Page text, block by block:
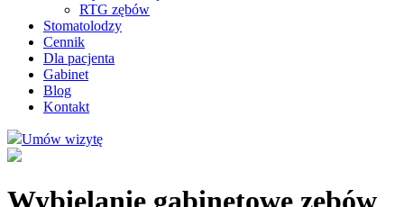
RTG zębów
Stomatolodzy
Cennik
Dla pacjenta
Gabinet
Blog
Kontakt
Umów wizytę